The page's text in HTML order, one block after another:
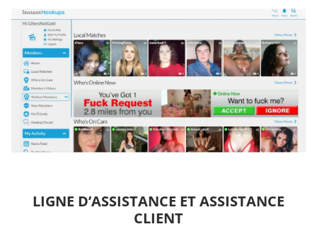
LIGNE D’ASSISTANCE ET ASSISTANCE
CLIENT